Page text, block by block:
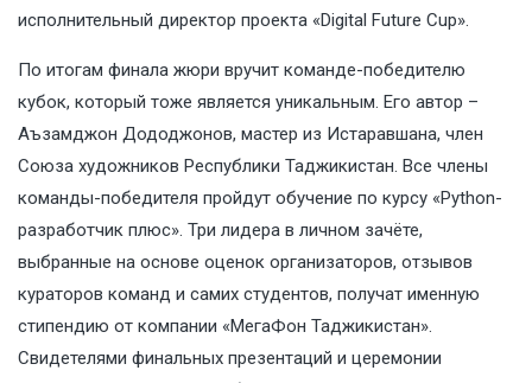
исполнительный директор проекта «Digital Future Cup».
По итогам финала жюри вручит команде-победителю
кубок, который тоже является уникальным. Его автор –
Аъзамджон Дододжонов, мастер из Истаравшана, член
Союза художников Республики Таджикистан. Все члены
команды-победителя пройдут обучение по курсу «Python-
разработчик плюс». Три лидера в личном зачёте,
выбранные на основе оценок организаторов, отзывов
кураторов команд и самих студентов, получат именную
стипендию от компании «МегаФон Таджикистан».
Свидетелями финальных презентаций и церемонии